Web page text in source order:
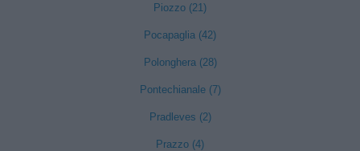
Piozzo (21)
Pocapaglia (42)
Polonghera (28)
Pontechianale (7)
Pradleves (2)
Prazzo (4)